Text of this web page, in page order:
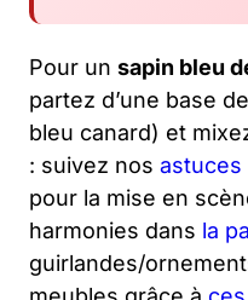
Pour un sapin bleu
partez d’une base
bleu canard) et
: suivez nos astuces
pour la mise en
harmonies dans la
guirlandes/